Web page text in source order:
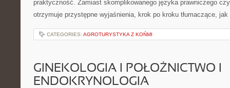
praktyczność. Zamiast skomplikowanego języka prawniczego
otrzymuje przystępne wyjaśnienia, krok po kroku tłumaczące,
CATEGORIES: AGROTURYSTYKA Z KOŃMI
GINEKOLOGIA I POŁOŻNICTWO I
ENDOKRYNOLOGIA